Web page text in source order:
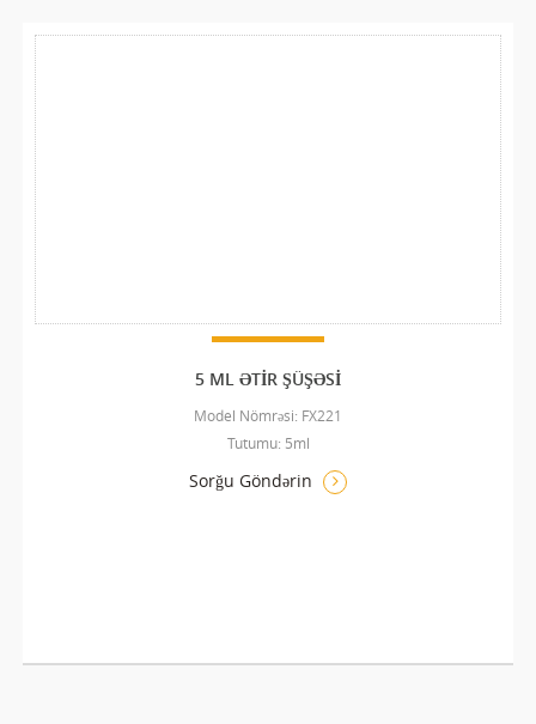
5 ML ƏTIR ŞÜŞƏSI
Model Nömrəsi: FX221
Tutumu: 5ml
Sorğu Göndərin